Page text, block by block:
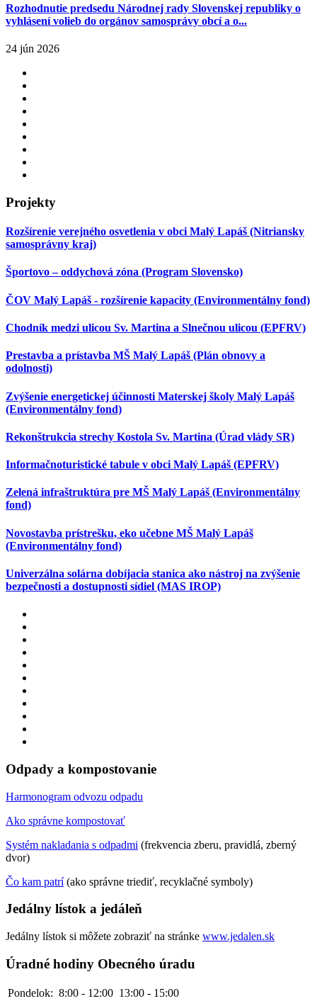
Rozhodnutie predsedu Národnej rady Slovenskej republiky o
vyhlásení volieb do orgánov samosprávy obcí a o...
24 jún 2026
Projekty
Rozšírenie verejného osvetlenia v obci Malý Lapáš (Nitriansky
samosprávny kraj)
Športovo – oddychová zóna (Program Slovensko)
ČOV Malý Lapáš - rozšírenie kapacity (Environmentálny fond)
Chodník medzi ulicou Sv. Martina a Slnečnou ulicou (EPFRV)
Prestavba a prístavba MŠ Malý Lapáš (Plán obnovy a
odolnosti)
Zvýšenie energetickej účinnosti Materskej školy Malý Lapáš
(Environmentálny fond)
Rekonštrukcia strechy Kostola Sv. Martina (Úrad vlády SR)
Informačnoturistické tabule v obci Malý Lapáš (EPFRV)
Zelená infraštruktúra pre MŠ Malý Lapáš (Environmentálny
fond)
Novostavba prístrešku, eko učebne MŠ Malý Lapáš
(Environmentálny fond)
Univerzálna solárna dobíjacia stanica ako nástroj na zvýšenie
bezpečnosti a dostupnosti sídiel (MAS IROP)
Odpady a kompostovanie
Harmonogram odvozu odpadu
Ako správne kompostovať
Systém nakladania s odpadmi (frekvencia zberu, pravidlá, zberný
dvor)
Čo kam patrí(ako správne triediť, recyklačné symboly)
Jedálny lístok a jedáleň
Jedálny lístok si môžete zobraziť na stránke www.jedalen.sk
Úradné hodiny Obecného úradu
Pondelok: 8:00 - 12:00 13:00 - 15:00